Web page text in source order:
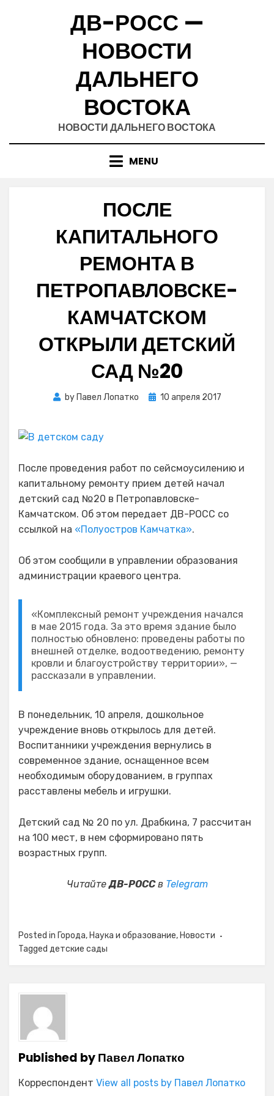
ДВ-РОСС —
НОВОСТИ
ДАЛЬНЕГО
ВОСТОКА
НОВОСТИ ДАЛЬНЕГО ВОСТОКА
MENU
ПОСЛЕ
КАПИТАЛЬНОГО
РЕМОНТА В
ПЕТРОПАВЛОВСКЕ-
КАМЧАТСКОМ
ОТКРЫЛИ ДЕТСКИЙ
САД №20
by Павел Лопатко
Posted
10 апреля 2017
После проведения работ по сейсмоусилению и
капитальному ремонту прием детей начал
детский сад №20 в Петропавловске-
Камчатском. Об этом передает ДВ-РОСС со
ссылкой на «Полуостров Камчатка».
Об этом сообщили в управлении образования
администрации краевого центра.
«Комплексный ремонт учреждения начался
в мае 2015 года. За это время здание было
полностью обновлено: проведены работы по
внешней отделке, водоотведению, ремонту
кровли и благоустройству территории», —
рассказали в управлении.
В понедельник, 10 апреля, дошкольное
учреждение вновь открылось для детей.
Воспитанники учреждения вернулись в
современное здание, оснащенное всем
необходимым оборудованием, в группах
расставлены мебель и игрушки.
Детский сад № 20 по ул. Драбкина, 7 рассчитан
на 100 мест, в нем сформировано пять
возрастных групп.
ЧитайтеДВ-РОССв Telegram
Posted in Города, Наука и образование, Новости
Tagged детские сады
Published byПавел Лопатко
Корреспондент View all posts by Павел Лопатко